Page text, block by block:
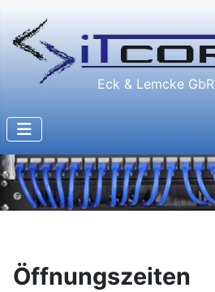
Eck & Lemcke GbR
Öffnungszeiten